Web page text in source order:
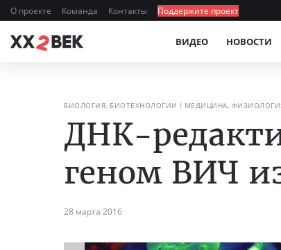
О проекте Команда Контакты Поддержите проект
ВИДЕО НОВОСТИ
БИОЛОГИЯ, БИОТЕХНОЛОГИИ МЕДИЦИНА,
ДНК-
геном ВИЧ
28 марта 2016